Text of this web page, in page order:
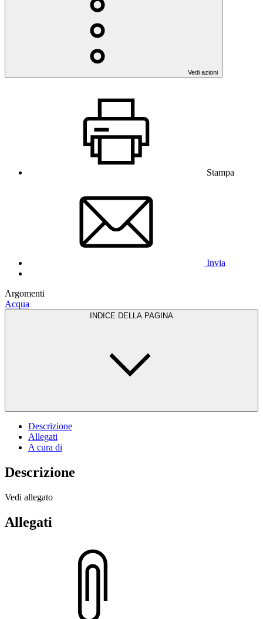
Vedi azioni
Stampa
Invia
Argomenti
Acqua
INDICE DELLA PAGINA
Descrizione
Allegati
A cura di
Descrizione
Vedi allegato
Allegati